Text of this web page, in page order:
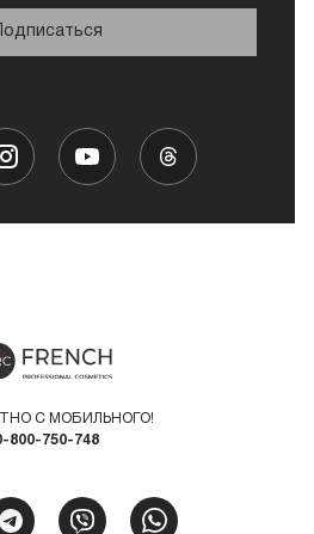
Подписаться
С МОБИЛЬНОГО!
800-750-748